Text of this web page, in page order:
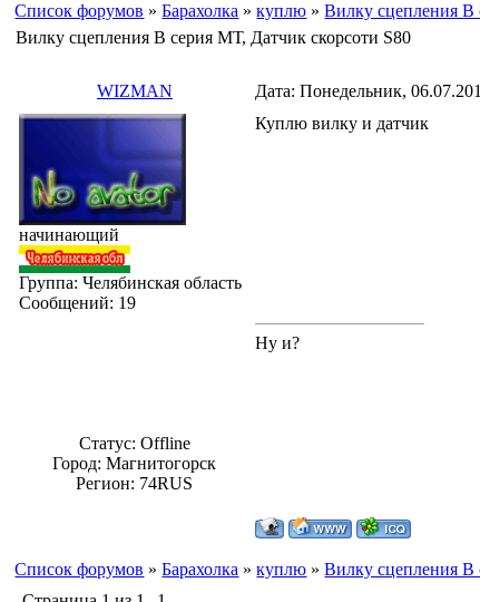
Список форумов » Барахолка » куплю » Вилку сцепления В
Вилку сцепления В серия МТ, Датчик скорсоти S80
WIZMAN Дата: Понедельник,
начинающий
Группа: Челябинская область
Сообщений: 19
Статус: Offline
Город: Магнитогорск
Регион: 74RUS
Куплю вилку и датчик
Ну и?
Список форумов » Барахолка » куплю » Вилку сцепления В